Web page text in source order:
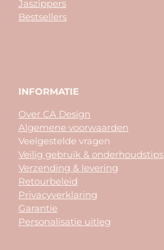
Jaszippers
Bestsellers
INFORMATIE
Over CA Design
Algemene voorwaarden
Veelgestelde vragen
Veilig gebruik & onderhoudstips
Verzending & levering
Retourbeleid
Privacyverklaring
Garantie
Personalisatie uitleg